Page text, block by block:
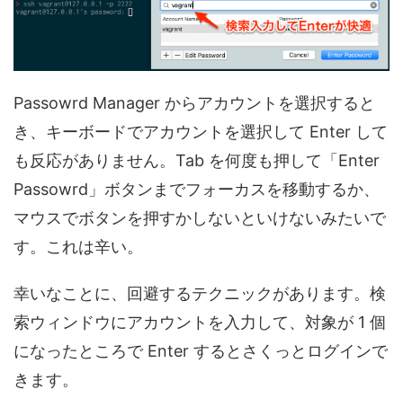
Passowrd Manager からアカウントを選択すると
き、キーボードでアカウントを選択して Enter して
も反応がありません。Tab を何度も押して「Enter
Passowrd」ボタンまでフォーカスを移動するか、
マウスでボタンを押すかしないといけないみたいで
す。これは辛い。
幸いなことに、回避するテクニックがあります。検
索ウィンドウにアカウントを入力して、対象が 1 個
になったところで Enter するとさくっとログインで
きます。